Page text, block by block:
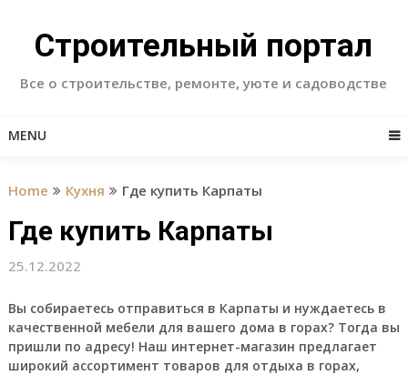
contentСтроительный портал
Все о строительстве, ремонте, уюте и садоводстве
MENU
Home Кухня Где купить Карпаты
Где купить Карпаты
25.12.2022
Вы собираетесь отправиться в Карпаты и нуждаетесь в
качественной мебели для вашего дома в горах? Тогда вы
пришли по адресу! Наш интернет-магазин предлагает
широкий ассортимент товаров для отдыха в горах,